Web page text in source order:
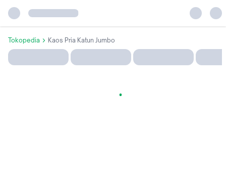
Tokopedia Kaos Pria Katun Jumbo